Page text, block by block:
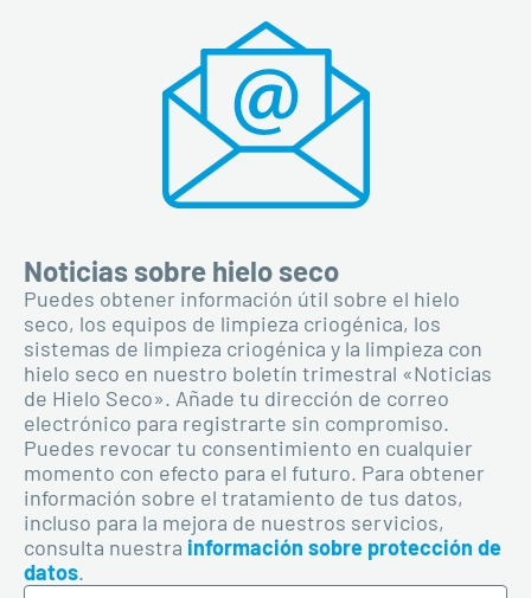
Noticias sobre hielo seco
Puedes obtener información útil sobre el hielo
seco, los equipos de limpieza criogénica, los
sistemas de limpieza criogénica y la limpieza con
hielo seco en nuestro boletín trimestral «Noticias
de Hielo Seco». Añade tu dirección de correo
electrónico para registrarte sin compromiso.
Puedes revocar tu consentimiento en cualquier
momento con efecto para el futuro. Para obtener
información sobre el tratamiento de tus datos,
incluso para la mejora de nuestros servicios,
consulta nuestra información sobre protección de
datos.